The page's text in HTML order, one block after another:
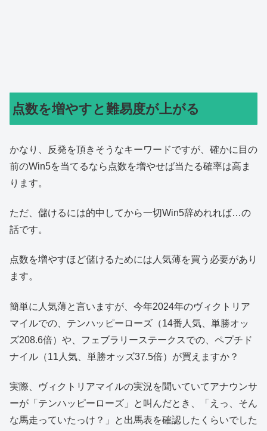
点数を増やすと難易度が上がる
かなり、反発を頂きそうなキーワードですが、確かに目の
前のWin5を当てるなら点数を増やせば当たる確率は高ま
ります。
ただ、儲けるには的中してから一切Win5辞めれれば…の
話です。
点数を増やすほど儲けるためには人気薄を買う必要があり
ます。
簡単に人気薄と言いますが、今年2024年のヴィクトリア
マイルでの、テンハッピーローズ（14番人気、単勝オッ
ズ208.6倍）や、フェブラリーステークスでの、ペプチド
ナイル（11人気、単勝オッズ37.5倍）が買えますか？
実際、ヴィクトリアマイルの実況を聞いていてアナウンサ
ーが「テンハッピーローズ」と叫んだとき、「えっ、そん
な馬走っていたっけ？」と出馬表を確認したくらいでした